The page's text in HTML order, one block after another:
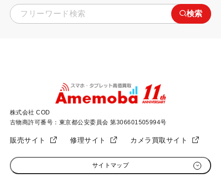
検索
株式会社 COD
古物商許可番号：東京都公安委員会 第306601505994号
販売サイト 修理サイト カメラ買取サイト
サイトマップ